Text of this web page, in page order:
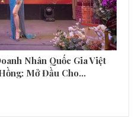
Nhân Quốc Gia Việt
Mở Đầu Cho…